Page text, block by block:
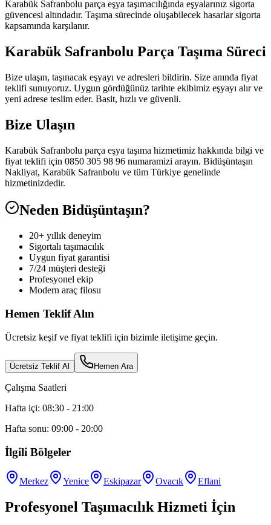
Karabük Safranbolu parça eşya taşımacılığında eşyalarınız sigorta
güvencesi altındadır. Taşıma sürecinde oluşabilecek hasarlar sigorta
kapsamında karşılanır.
Karabük Safranbolu Parça Taşıma Süreci
Bize ulaşın, taşınacak eşyayı ve adresleri bildirin. Size anında fiyat
teklifi sunuyoruz. Uygun gördüğünüz tarihte ekibimiz eşyayı alır ve
yeni adrese teslim eder. Basit, hızlı ve güvenli.
Bize Ulaşın
Karabük Safranbolu parça eşya taşıma hizmetimiz hakkında bilgi ve
fiyat teklifi için 0850 305 98 96 numaramizi arayın. Bidüşüntaşın
Nakliyat, Karabük Safranbolu ve tüm Türkiye genelinde
hizmetinizdedir.
Neden Bidüşüntaşın?
20+ yıllık deneyim
Sigortalı taşımacılık
Uygun fiyat garantisi
7/24 müşteri desteği
Profesyonel ekip
Modern araç filosu
Hemen Teklif Alın
Ücretsiz keşif ve fiyat teklifi için bizimle iletişime geçin.
Ücretsiz Teklif Al Hemen Ara
Çalışma Saatleri
Hafta içi: 08:30 - 21:00
Hafta sonu: 09:00 - 20:00
İlgili Bölgeler
Merkez Yenice Eskipazar Ovacık Eflani
Profesyonel Taşımacılık Hizmeti İçin